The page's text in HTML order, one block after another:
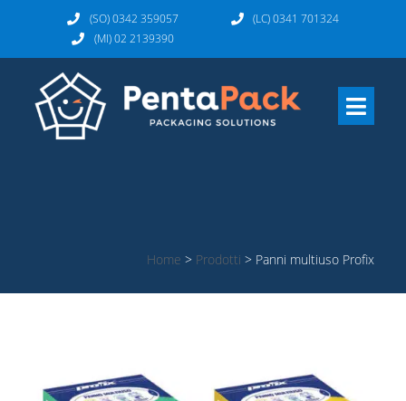
(SO) 0342 359057
(LC) 0341 701324
(MI) 02 2139390
Home > Prodotti > Panni multiuso Profix